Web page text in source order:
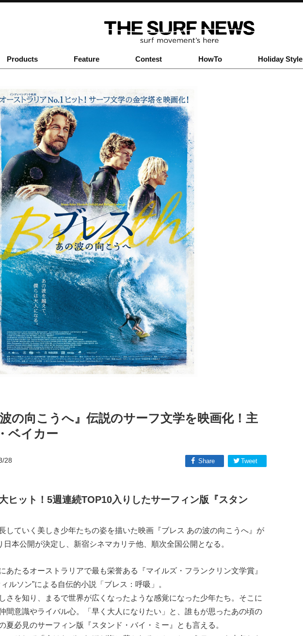
Products Feature Contest HowTo Holiday Style
の向こうへ』伝説のサーフ文学を映画化！主
ベイカー
28 Tweet
Share
ヒット！5週連続TOP10入りしたサーフィン版『スタン
していく美しき少年たちの姿を描いた映画『ブレス あの波の向こうへ』が
本公開が決定し、新宿シネマカリテ他、順次全国公開となる。
あたるオーストラリアで最も栄誉ある『マイルズ・フランクリン文学賞』
ルソン”による自伝的小説「ブレス：呼吸」。
さを知り、まるで世界が広くなったような感覚になった少年たち。そこに
間意識やライバル心。「早く大人になりたい」と、誰もが思ったあの頃の
夏必見のサーフィン版『スタンド・バイ・ミー』とも言える。